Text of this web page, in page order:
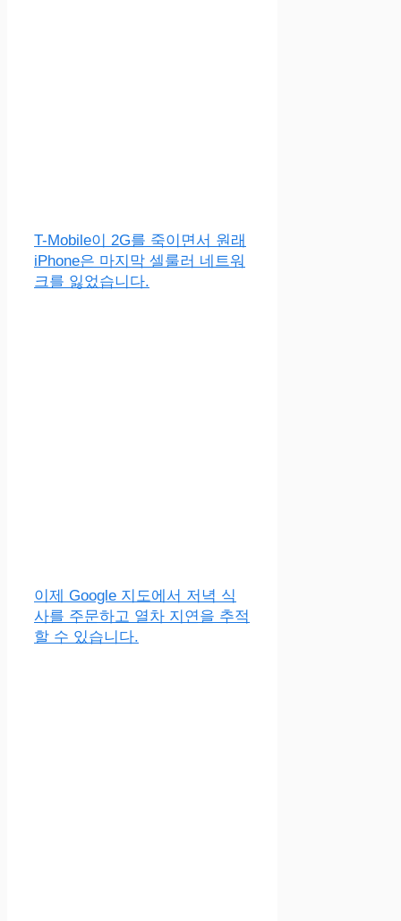
T-Mobile이 2G를 죽이면서 원래
iPhone은 마지막 셀룰러 네트워
크를 잃었습니다.
이제 Google 지도에서 저녁 식
사를 주문하고 열차 지연을 추적
할 수 있습니다.